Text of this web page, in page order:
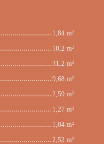
1,84 m²
10,2 m²
31,2 m²
9,68 m²
2,59 m²
1,27 m²
1,04 m²
2,52 m²